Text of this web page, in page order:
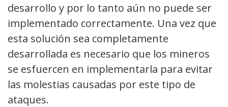
desarrollo y por lo tanto aún no puede ser
implementado correctamente. Una vez que
esta solución sea completamente
desarrollada es necesario que los mineros
se esfuercen en implementarla para evitar
las molestias causadas por este tipo de
ataques.